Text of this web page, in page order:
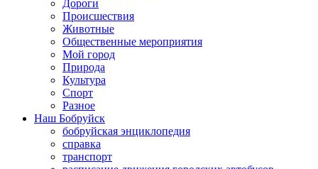
Дороги
Происшествия
Животные
Общественные мероприятия
Мой город
Природа
Культура
Спорт
Разное
Наш Бобруйск
бобруйская энциклопедия
справка
транспорт